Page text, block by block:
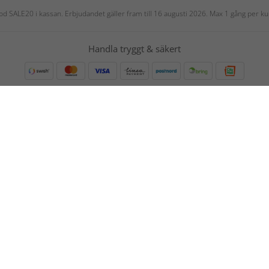
SALE20 i kassan. Erbjudandet gäller fram till 16 augusti 2026. Max 1 gång per
Handla tryggt & säkert